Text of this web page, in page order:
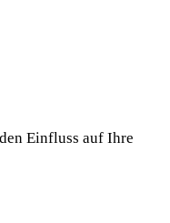
Einfluss auf Ihre